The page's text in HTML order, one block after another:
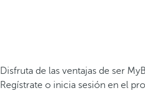
Disfruta de las ventajas de ser
Regístrate o inicia sesión en el